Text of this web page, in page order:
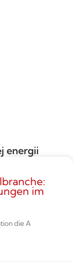
energii
im
die A